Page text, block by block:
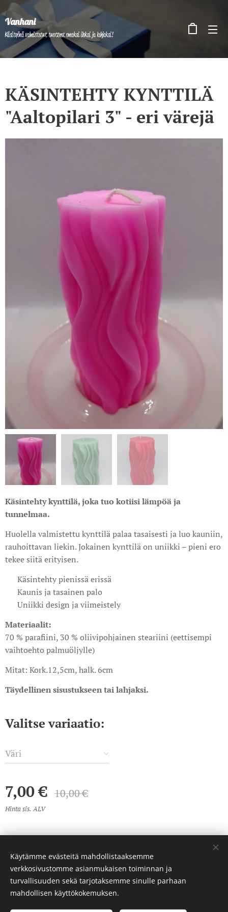
Vanhani
Käsityönä valmistetut tuotteet omaksi iloksi ja lahjaksi!
KÄSINTEHTY KYNTTILÄ
"Aaltopilari 3" - eri värejä
Käsintehty kynttilä, joka tuo kotiisi lämpöä ja
tunnelmaa.
Huolella valmistettu kynttilä palaa tasaisesti ja luo kauniin,
rauhoittavan liekin. Jokainen kynttilä on uniikki – pieni ero
tekee siitä erityisen.
✔ Käsintehty pienissä erissä
✔ Kaunis ja tasainen palo
✔ Uniikki design ja viimeistely
Materiaalit:
70 % parafiini, 30 % oliivipohjainen steariini (eettisempi
vaihtoehto palmuöljylle)
Mitat: Kork.12,5cm, halk. 6cm
Täydellinen sisustukseen tai lahjaksi.
Valitse variaatio:
Väri
7,00€ 10,00€
Hinta sis. ALV
© 2023 Kaikki oikeudet pidätetään
LuotuWebnodella Evästeet
Käytämme evästeitä mahdollistaaksemme
verkkosivustomme asianmukaisen toiminnan ja
turvallisuuden sekä tarjotaksemme sinulle parhaan
mahdollisen käyttökokemuksen.